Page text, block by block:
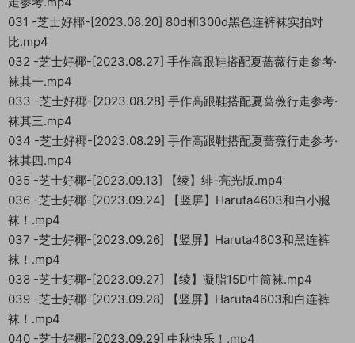
031 -芝士好椰-[2023.08.20] 80d和300d黑色连裤袜实拍对
比.mp4
032 -芝士好椰-[2023.08.27] 手作高跟鞋搭配夏蔷薇行走参考·
袜其一.mp4
033 -芝士好椰-[2023.08.28] 手作高跟鞋搭配夏蔷薇行走参考·
袜其三.mp4
034 -芝士好椰-[2023.08.29] 手作高跟鞋搭配夏蔷薇行走参考·
袜其四.mp4
035 -芝士好椰-[2023.09.13] 【绫】绯-亮光版.mp4
036 -芝士好椰-[2023.09.24] 【竖屏】Haruta4603和白小腿
袜！.mp4
037 -芝士好椰-[2023.09.26] 【竖屏】Haruta4603和黑连裤
袜！.mp4
038 -芝士好椰-[2023.09.27] 【绫】凝脂15D中筒袜.mp4
039 -芝士好椰-[2023.09.28] 【竖屏】Haruta4603和白连裤
袜！.mp4
040 -芝士好椰-[2023.09.29] 中秋快乐！.mp4